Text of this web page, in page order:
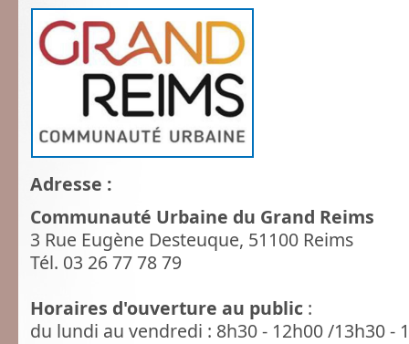
Adresse :
Communauté Urbaine du Grand Reims
3 Rue Eugène Desteuque, 51100 Reims
Tél. 03 26 77 78 79
Horaires d'ouverture au public :
du lundi au vendredi : 8h30 - 12h00 /13h30 -